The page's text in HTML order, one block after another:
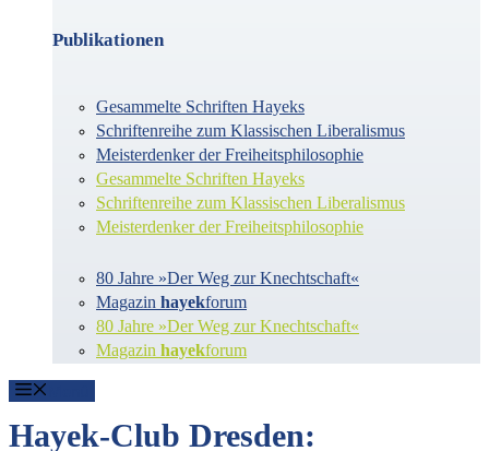
Publikationen
Gesammelte Schriften Hayeks
Schriftenreihe zum Klassischen Liberalismus
Meisterdenker der Freiheitsphilosophie
Gesammelte Schriften Hayeks
Schriftenreihe zum Klassischen Liberalismus
Meisterdenker der Freiheitsphilosophie
80 Jahre »Der Weg zur Knechtschaft«
Magazin hayekforum
80 Jahre »Der Weg zur Knechtschaft«
Magazin hayekforum
Hayek-Club Dresden: